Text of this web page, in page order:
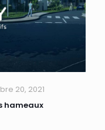
20, 2021
hameaux